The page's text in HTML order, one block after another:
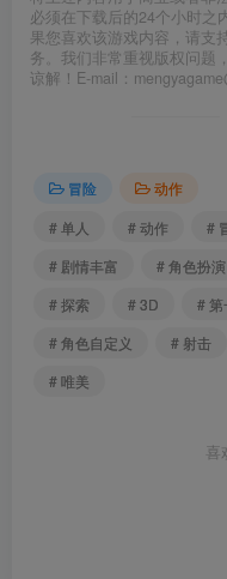
必须在下载后的24个小时之
果您喜欢该游戏内容，请支
务。我们非常重视版权问题
谅解！E-mail：
冒险
动作
# 单人
# 动作 #
# 剧情丰富
# 角色扮演
# 探索
# 3D # 第
# 角色自定义
# 射击
# 唯美